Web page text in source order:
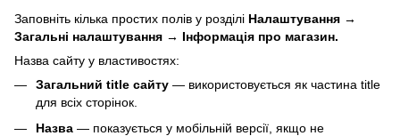
Заповніть кілька простих полів у розділі Налаштування →
Загальні налаштування → Інформація про магазин.
Назва сайту у властивостях:
Загальний title сайту — використовується як частина title
для всіх сторінок.
Назва — показується у мобільній версії, якщо не